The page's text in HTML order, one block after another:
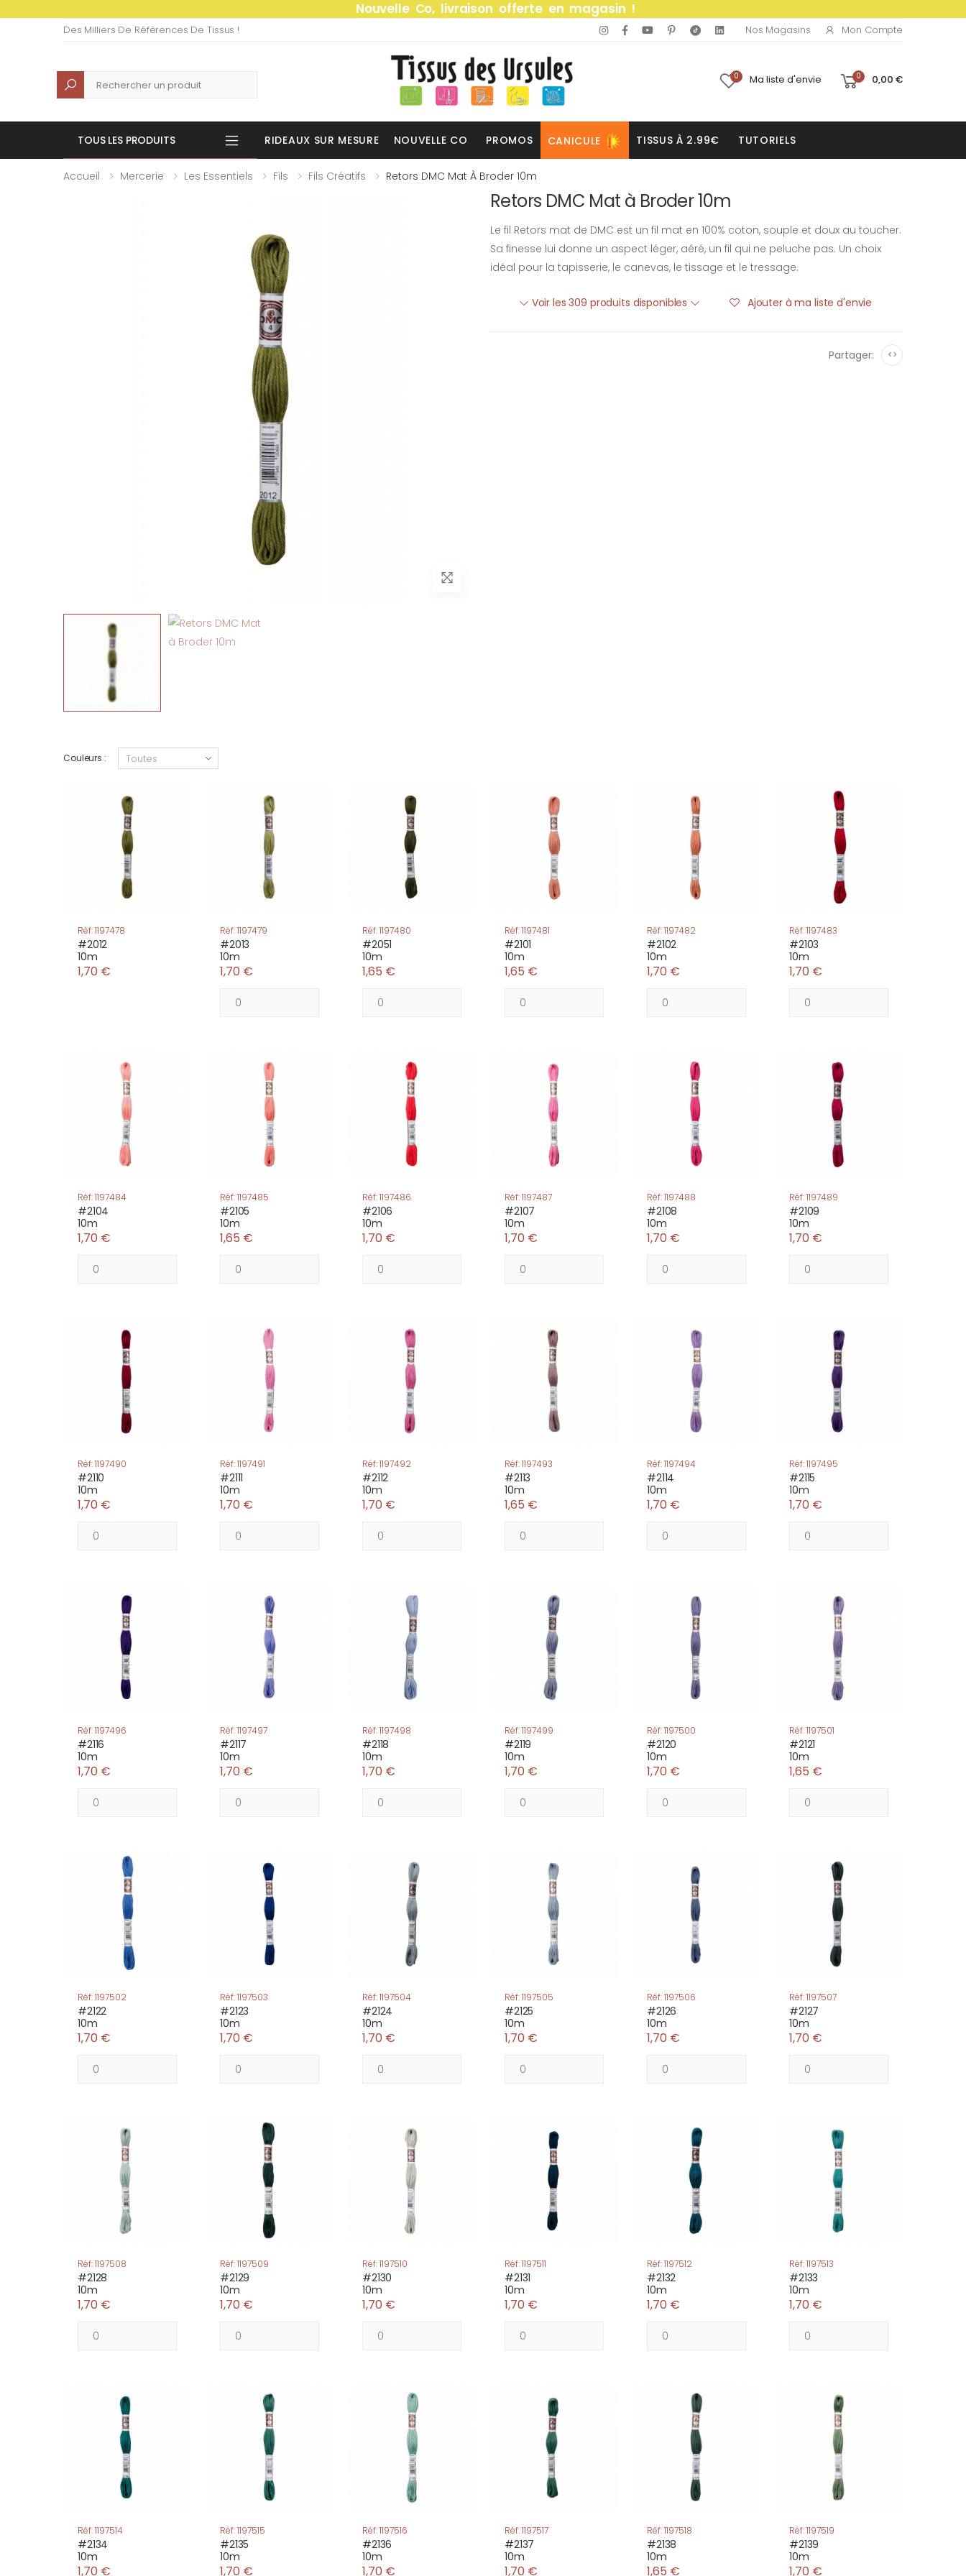
Nouvelle Co, livraison offerte en magasin !
Des Milliers De Références De Tissus ! Nos Magasins Mon Compte
Recherche 0 Ma liste d'envie 0 0,00 €
TOUS LES PRODUITS RIDEAUX SUR MESURE NOUVELLE CO PROMOS CANICULE TISSUS À 2.99€ TUTORIELS
Accueil Mercerie Les Essentiels Fils Fils Créatifs Retors DMC Mat À Broder 10m
Retors DMC Mat à Broder 10m
Le fil Retors mat de DMC est un fil mat en 100% coton, souple et doux au toucher.
Sa finesse lui donne un aspect léger, aéré, un fil qui ne peluche pas. Un choix
idéal pour la tapisserie, le canevas, le tissage et le tressage.
Voir les 309 produits disponibles Ajouter à ma liste d'envie
Partager: <>
Couleurs :
Réf: 1197478
#2012
10m
1,70 €
Réf: 1197479
#2013
10m
1,70 €
Réf: 1197480
#2051
10m
1,65 €
Réf: 1197481
#2101
10m
1,65 €
Réf: 1197482
#2102
10m
1,70 €
Réf: 1197483
#2103
10m
1,70 €
Réf: 1197484
#2104
10m
1,70 €
Réf: 1197485
#2105
10m
1,65 €
Réf: 1197486
#2106
10m
1,70 €
Réf: 1197487
#2107
10m
1,70 €
Réf: 1197488
#2108
10m
1,70 €
Réf: 1197489
#2109
10m
1,70 €
Réf: 1197490
#2110
10m
1,70 €
Réf: 1197491
#2111
10m
1,70 €
Réf: 1197492
#2112
10m
1,70 €
Réf: 1197493
#2113
10m
1,65 €
Réf: 1197494
#2114
10m
1,70 €
Réf: 1197495
#2115
10m
1,70 €
Réf: 1197496
#2116
10m
1,70 €
Réf: 1197497
#2117
10m
1,70 €
Réf: 1197498
#2118
10m
1,70 €
Réf: 1197499
#2119
10m
1,70 €
Réf: 1197500
#2120
10m
1,70 €
Réf: 1197501
#2121
10m
1,65 €
Réf: 1197502
#2122
10m
1,70 €
Réf: 1197503
#2123
10m
1,70 €
Réf: 1197504
#2124
10m
1,70 €
Réf: 1197505
#2125
10m
1,70 €
Réf: 1197506
#2126
10m
1,70 €
Réf: 1197507
#2127
10m
1,70 €
Réf: 1197508
#2128
10m
1,70 €
Réf: 1197509
#2129
10m
1,70 €
Réf: 1197510
#2130
10m
1,70 €
Réf: 1197511
#2131
10m
1,70 €
Réf: 1197512
#2132
10m
1,70 €
Réf: 1197513
#2133
10m
1,70 €
Réf: 1197514
#2134
10m
1,70 €
Réf: 1197515
#2135
10m
1,70 €
Réf: 1197516
#2136
10m
1,70 €
Réf: 1197517
#2137
10m
1,70 €
Réf: 1197518
#2138
10m
1,65 €
Réf: 1197519
#2139
10m
1,70 €